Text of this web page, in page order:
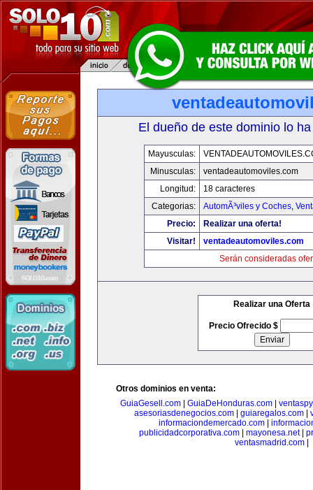
El dueño de este dominio lo
Mayusculas:
Minusculas:
ventadeautomoviles.com
Longitud:
18 caracteres
Categorias:
AutomÃ³viles y Coches,
Precio:
Realizar una oferta!
Visitar!
ventadeautomoviles.com
Serán consideradas
Realizar una Oferta
Precio Ofrecido $
Otros dominios en venta:
GuiaGesell.com| GuiaDeHonduras.com|
asesoriasdenegocios.com
guiaregalos.com
informaciondemercado.com|
publicidadcorporativa.com
mayonesa.net|
ventasmadrid.com